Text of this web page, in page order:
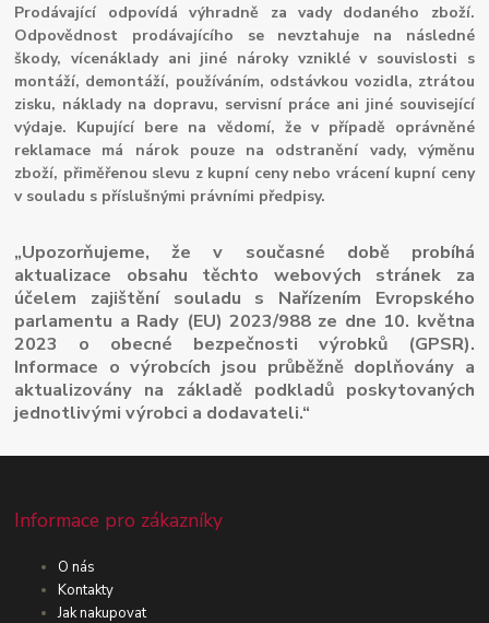
Prodávající odpovídá výhradně za vady dodaného zboží.
Odpovědnost prodávajícího se nevztahuje na následné
škody, vícenáklady ani jiné nároky vzniklé v souvislosti s
montáží, demontáží, používáním, odstávkou vozidla, ztrátou
zisku, náklady na dopravu, servisní práce ani jiné související
výdaje. Kupující bere na vědomí, že v případě oprávněné
reklamace má nárok pouze na odstranění vady, výměnu
zboží, přiměřenou slevu z kupní ceny nebo vrácení kupní ceny
v souladu s příslušnými právními předpisy.
„Upozorňujeme, že v současné době probíhá
aktualizace obsahu těchto webových stránek za
účelem zajištění souladu s Nařízením Evropského
parlamentu a Rady (EU) 2023/988 ze dne 10. května
2023 o obecné bezpečnosti výrobků (GPSR).
Informace o výrobcích jsou průběžně doplňovány a
aktualizovány na základě podkladů poskytovaných
jednotlivými výrobci a dodavateli.“
Informace pro zákazníky
O nás
Kontakty
Jak nakupovat